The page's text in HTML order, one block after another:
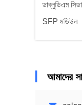
ডাব্লুডিএম
SFP মডিউল
আমাদের